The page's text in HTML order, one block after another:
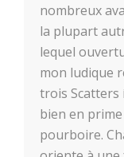
nombreux
la plupart
lequel
mon ludique
trois
bien en
pourboire.